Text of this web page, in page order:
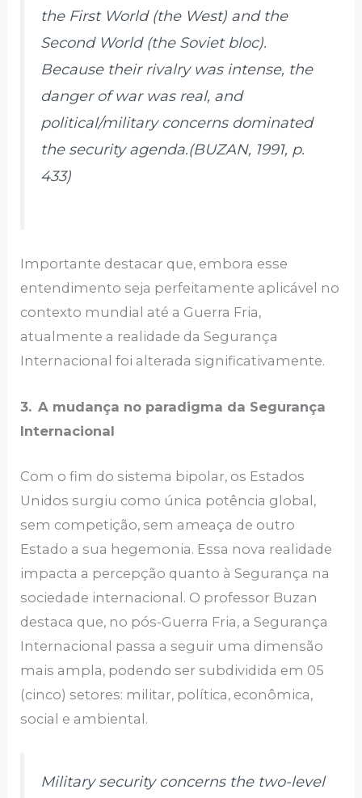
the First World (the West) and the
Second World (the Soviet bloc).
Because their rivalry was intense, the
danger of war was real, and
political/military concerns dominated
the security agenda.(BUZAN, 1991, p.
433)
Importante destacar que, embora esse
entendimento seja perfeitamente aplicável no
contexto mundial até a Guerra Fria,
atualmente a realidade da Segurança
Internacional foi alterada significativamente.
3. A mudança no paradigma da Segurança
Internacional
Com o fim do sistema bipolar, os Estados
Unidos surgiu como única potência global,
sem competição, sem ameaça de outro
Estado a sua hegemonia. Essa nova realidade
impacta a percepção quanto à Segurança na
sociedade internacional. O professor Buzan
destaca que, no pós-Guerra Fria, a Segurança
Internacional passa a seguir uma dimensão
mais ampla, podendo ser subdividida em 05
(cinco) setores: militar, política, econômica,
social e ambiental.
Military security concerns the two-level